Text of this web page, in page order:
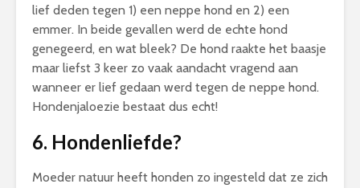
lief deden tegen 1) een neppe hond en 2) een
emmer. In beide gevallen werd de echte hond
genegeerd, en wat bleek? De hond raakte het baasje
maar liefst 3 keer zo vaak aandacht vragend aan
wanneer er lief gedaan werd tegen de neppe hond.
Hondenjaloezie bestaat dus echt!
6. Hondenliefde?
Moeder natuur heeft honden zo ingesteld dat ze zich